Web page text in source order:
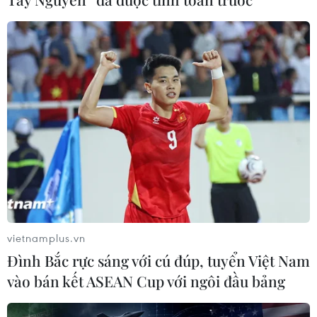
Lâm Đồng vào cao điểm vụ cá Nam,
ngư dân phấn khởi vươn khơi
06/08/2026 09:06
Giá dầu tăng khi nhà đầu tư thận
trọng trước tình hình Trung Đông
06/08/2026 09:03
Giá vàng tăng phiên thứ tư liên tiếp,
06/08/2026 08:36
Xem thêm
vietnamplus.vn
Đình Bắc rực sáng với cú đúp, tuyển Việt Nam
vào bán kết ASEAN Cup với ngôi đầu bảng